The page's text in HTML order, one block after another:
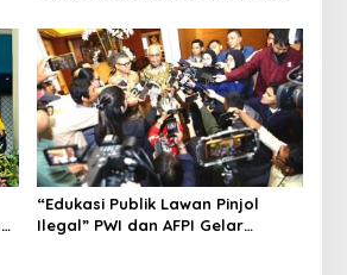
“Edukasi Publik Lawan Pinjol
Ilegal” PWI dan AFPI Gelar